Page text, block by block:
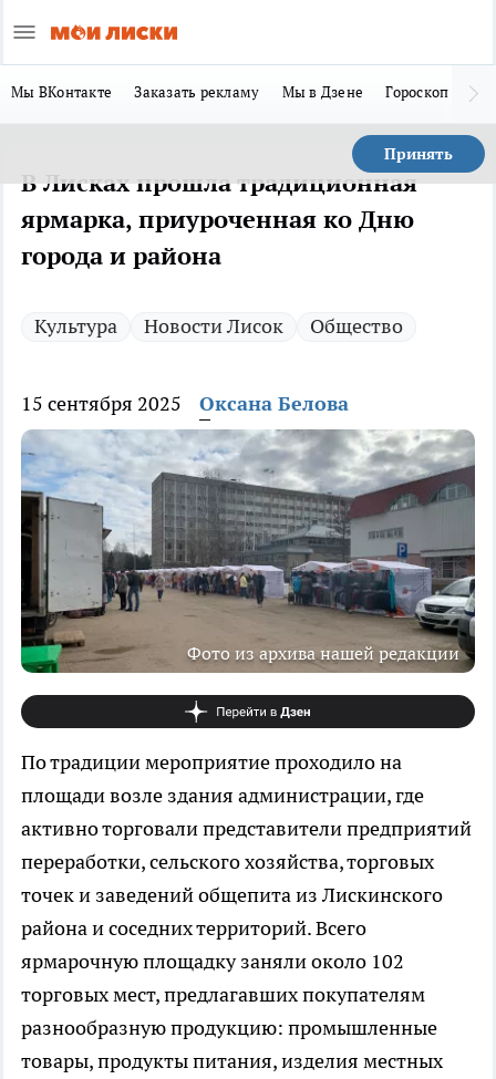
Мы ВКонтакте Заказать рекламу Мы в Дзене Гороскоп
Принять
В Лисках прошла традиционная
ярмарка, приуроченная ко Дню
города и района
Культура Новости Лисок Общество
15 сентября 2025 Оксана Белова
Фото из архива нашей редакции
По традиции мероприятие проходило на
площади возле здания администрации, где
активно торговали представители предприятий
переработки, сельского хозяйства, торговых
точек и заведений общепита из Лискинского
района и соседних территорий. Всего
ярмарочную площадку заняли около 102
торговых мест, предлагавших покупателям
разнообразную продукцию: промышленные
товары, продукты питания, изделия местных